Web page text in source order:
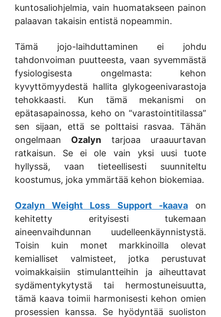
kuntosaliohjelmia, vain huomatakseen painon
palaavan takaisin entistä nopeammin.
Tämä jojo-laihduttaminen ei johdu
tahdonvoiman puutteesta, vaan syvemmästä
fysiologisesta ongelmasta: kehon
kyvyttömyydestä hallita glykogeenivarastoja
tehokkaasti. Kun tämä mekanismi on
epätasapainossa, keho on “varastointitilassa”
sen sijaan, että se polttaisi rasvaa. Tähän
ongelmaan Ozalyn tarjoaa uraauurtavan
ratkaisun. Se ei ole vain yksi uusi tuote
hyllyssä, vaan tieteellisesti suunniteltu
koostumus, joka ymmärtää kehon biokemiaa.
Ozalyn Weight Loss Support -kaavaon
kehitetty erityisesti tukemaan
aineenvaihdunnan uudelleenkäynnistystä.
Toisin kuin monet markkinoilla olevat
kemialliset valmisteet, jotka perustuvat
voimakkaisiin stimulantteihin ja aiheuttavat
sydämentykytystä tai hermostuneisuutta,
tämä kaava toimii harmonisesti kehon omien
prosessien kanssa. Se hyödyntää suoliston